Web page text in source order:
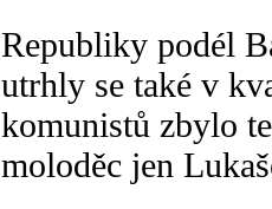
Republiky podél
utrhly se také v
komunistů zbylo
moloděc jen